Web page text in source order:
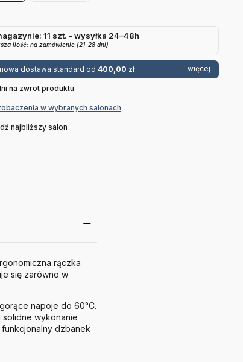
11 szt. - wysyłka 24–48h
ilość: na zamówienie (21-28 dni)
dostawa standard od 400,00 zł więcej
na zwrot produktu
w wybranych salonach
najbliższy salon
rączka
się zarówno w
napoje do 60°C.
wykonanie
dzbanek